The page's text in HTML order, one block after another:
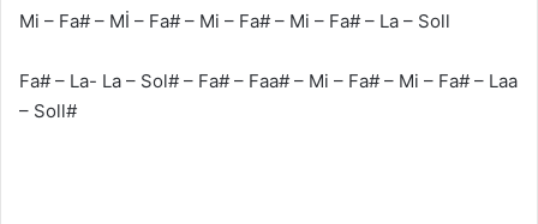
Mi – Fa# – Mİ – Fa# – Mi – Fa# – Mi – Fa# – La – Soll
Fa# – La- La – Sol# – Fa# – Faa# – Mi – Fa# – Mi – Fa# – Laa
– Soll#